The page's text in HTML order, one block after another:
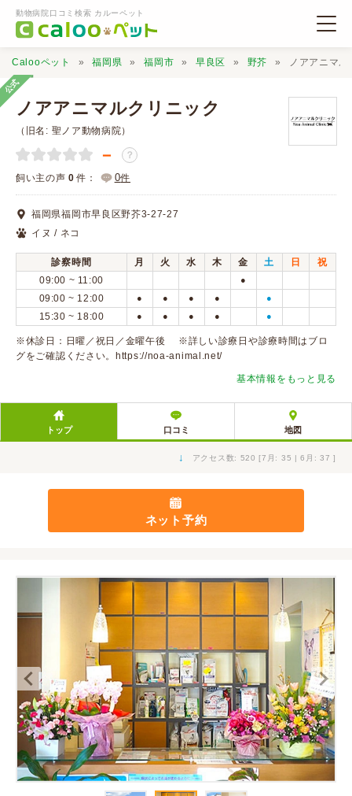
動物病院口コミ検索 カルーペット
動物病院検索
Calooペットとは？
口コミ投稿
Calooペット 福岡県 福岡市 早良区 野芥 ノアアニマ
公式
ノアアニマルクリニック
（旧名: 聖ノア動物病院）
－ ？
飼い主の声 0 件： 0件
福岡県福岡市早良区野芥3-27-27
イヌ / ネコ
診察時間 月 火 水 木 金 土 日
祝
09:00 ~ 11:00
●
09:00 ~ 12:00 ● ● ● ● ●
15:30 ~ 18:00 ● ● ● ● ●
※休診日：日曜／祝日／金曜午後 ※詳しい診療日や診療時間はブロ
グをご確認ください。
https://noa-animal.net/
基本情報をもっと見る
トップ 口コミ 地図
↓ アクセス数: 520 [7月: 35 | 6月: 37 ]
ネット予約